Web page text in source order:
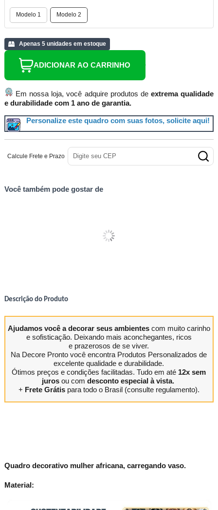
Modelo 1 Modelo 2
Apenas 5 unidades em estoque
ADICIONAR AO CARRINHO
Em nossa loja, você adquire produtos de extrema qualidade
e durabilidade com 1 ano de garantia.
Personalize este quadro com suas fotos, solicite aqui!
Calcule Frete e Prazo
Você também pode gostar de
Descrição do Produto
Ajudamos você a decorar seus ambientescom muito carinho
e sofisticação. Deixando mais aconchegantes, ricos
e prazerosos de se viver.
Na Decore Pronto você encontra Produtos Personalizados de
excelente qualidade e durabilidade.
Ótimos preços e condições facilitadas. Tudo em até 12x sem
jurosou com desconto especial à vista.
+ Frete Grátispara todo o Brasil (consulte regulamento).
Quadro decorativo mulher africana, carregando vaso.
Material: